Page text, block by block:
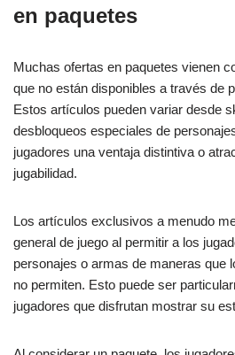
en paquetes
Muchas ofertas en paquetes vienen
que no están disponibles a través de
Estos artículos pueden variar desde
desbloqueos especiales de
jugadores una ventaja distintiva o
jugabilidad.
Los artículos exclusivos a menudo
general de juego al permitir a los
personajes o armas de maneras que
no permiten. Esto puede ser
jugadores que disfrutan mostrar su